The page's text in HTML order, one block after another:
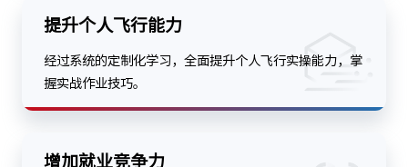
提升个人飞行能力
经过系统的定制化学习，全面提升个人飞行实操能力，掌
握实战作业技巧。
增加就业竞争力